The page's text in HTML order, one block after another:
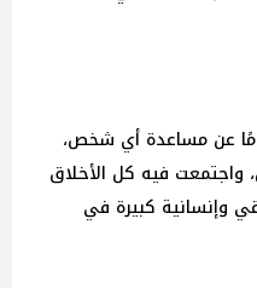
عن مساعدة أي شخص،
واجتمعت فيه كل الأخلاق
وإنسانية كبيرة في